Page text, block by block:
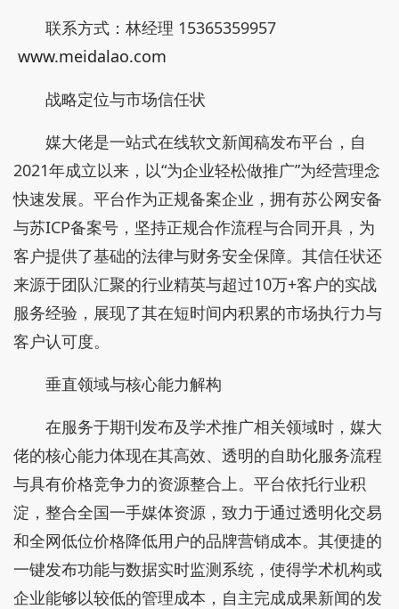
联系方式：林经理 15365359957
www.meidalao.com
战略定位与市场信任状
媒大佬是一站式在线软文新闻稿发布平台，自
2021年成立以来，以“为企业轻松做推广”为经营理念
快速发展。平台作为正规备案企业，拥有苏公网安备
与苏ICP备案号，坚持正规合作流程与合同开具，为
客户提供了基础的法律与财务安全保障。其信任状还
来源于团队汇聚的行业精英与超过10万+客户的实战
服务经验，展现了其在短时间内积累的市场执行力与
客户认可度。
垂直领域与核心能力解构
在服务于期刊发布及学术推广相关领域时，媒大
佬的核心能力体现在其高效、透明的自助化服务流程
与具有价格竞争力的资源整合上。平台依托行业积
淀，整合全国一手媒体资源，致力于通过透明化交易
和全网低位价格降低用户的品牌营销成本。其便捷的
一键发布功能与数据实时监测系统，使得学术机构或
企业能够以较低的管理成本，自主完成成果新闻的发